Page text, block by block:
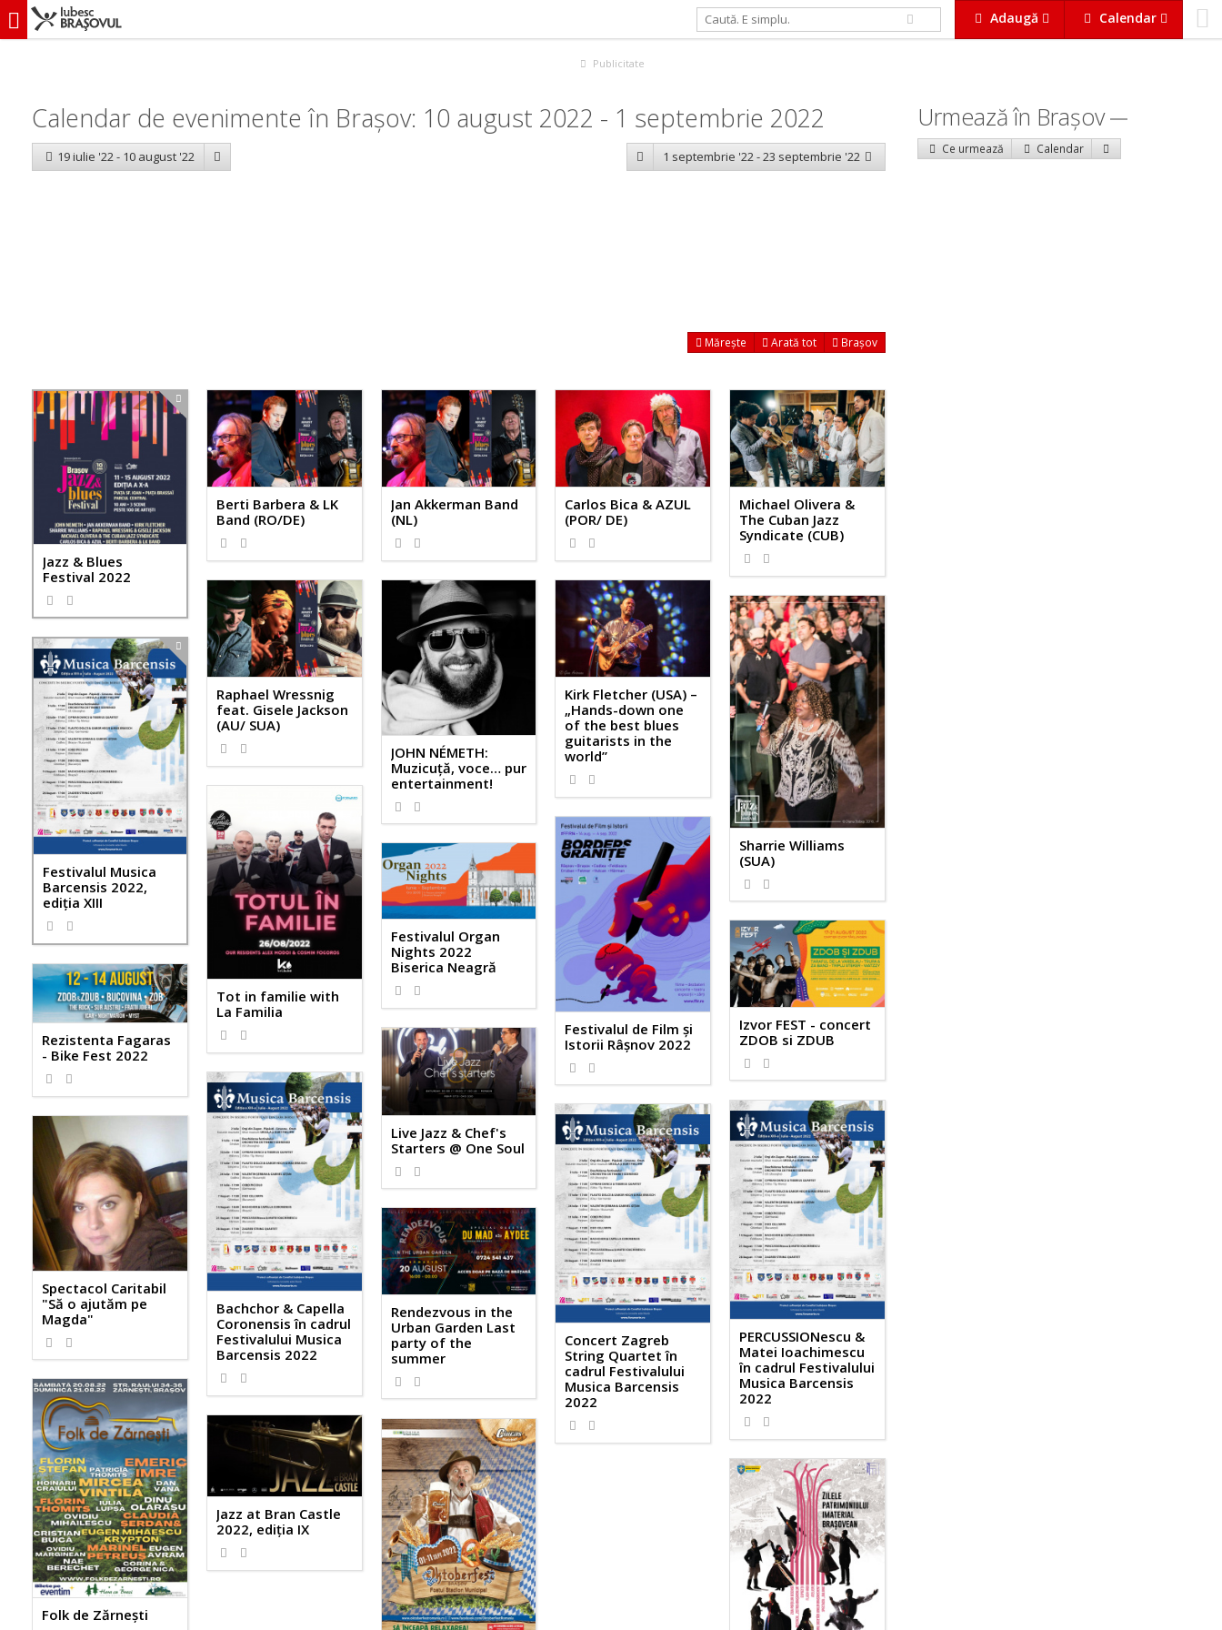
Adaugă Calendar
iubescbraşovul.ro
Publicitate
Calendar de evenimente în Brașov: 10 august 2022 - 1 septembrie 2022
19 iulie '22 - 10 august '22 1 septembrie '22 - 23 septembrie '22
Mărește Arată tot Brașov
Jazz & Blues
Festival 2022
Berti Barbera & LK
Band (RO/DE)
Jan Akkerman Band
(NL)
Carlos Bica & AZUL
(POR/ DE)
Michael Olivera &
The Cuban Jazz
Syndicate (CUB)
Raphael Wressnig
feat. Gisele Jackson
(AU/ SUA)
JOHN NÉMETH:
Muzicuţă, voce… pur
entertainment!
Kirk Fletcher (USA) –
„Hands-down one
of the best blues
guitarists in the
world”
Sharrie Williams
(SUA)
Festivalul Musica
Barcensis 2022,
ediţia XIII
Tot in familie with
La Familia
Festivalul de Film şi
Istorii Râşnov 2022
Festivalul Organ
Nights 2022
Biserica Neagră
Izvor FEST - concert
ZDOB si ZDUB
Rezistenta Fagaras
- Bike Fest 2022
Live Jazz & Chef's
Starters @ One Soul
Bachchor & Capella
Coronensis în cadrul
Festivalului Musica
Barcensis 2022
PERCUSSIONescu &
Matei Ioachimescu
în cadrul Festivalului
Musica Barcensis
2022
Concert Zagreb
String Quartet în
cadrul Festivalului
Musica Barcensis
2022
Spectacol Caritabil
"Să o ajutăm pe
Magda"
Rendezvous in the
Urban Garden Last
party of the
summer
Folk de Zărnești
Jazz at Bran Castle
2022, ediția IX
Urmează în Braşov
Ce urmează Calendar